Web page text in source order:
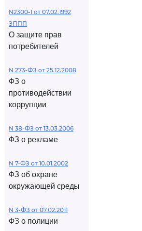
N2300-1 от 07.02.1992
ЗППП
О защите прав
потребителей
N 273-ФЗ от 25.12.2008
ФЗ о
противодействии
коррупции
N 38-ФЗ от 13.03.2006
ФЗ о рекламе
N 7-ФЗ от 10.01.2002
ФЗ об охране
окружающей среды
N 3-ФЗ от 07.02.2011
ФЗ о полиции